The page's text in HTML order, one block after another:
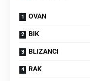
OVAN
BIK
BLIZANCI
RAK